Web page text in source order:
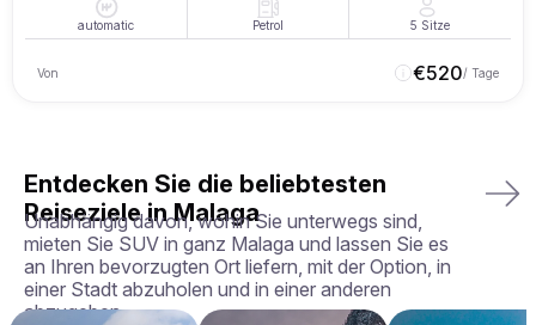
automatic Petrol 5 Sitze
Von €520/ Tage
Entdecken Sie die beliebtesten
Reiseziele in Malaga
Unabhängig davon, wohin Sie unterwegs sind,
mieten Sie SUV in ganz Malaga und lassen Sie es
an Ihren bevorzugten Ort liefern, mit der Option, in
einer Stadt abzuholen und in einer anderen
abzugeben.